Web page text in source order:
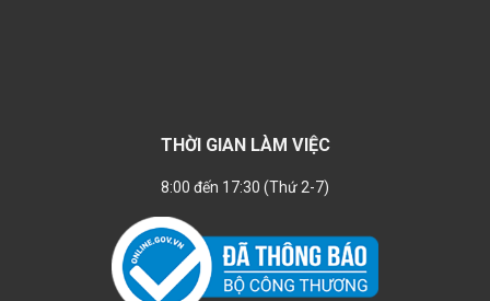
THỜI GIAN LÀM VIỆC
8:00 đến 17:30 (Thứ 2-7)